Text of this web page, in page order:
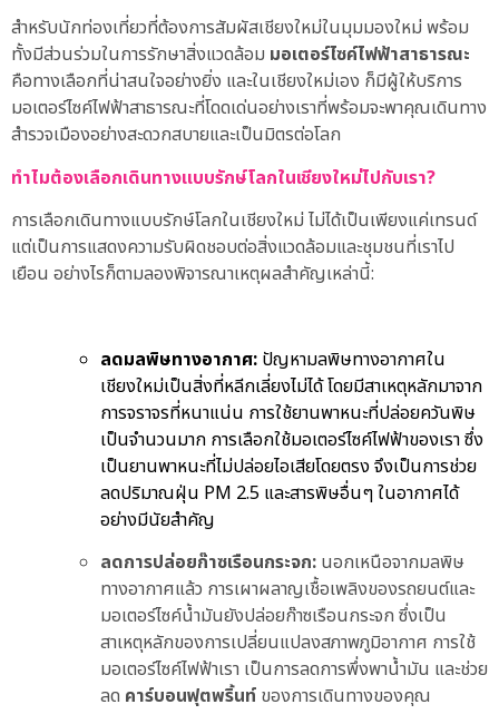
สำหรับนักท่องเที่ยวที่ต้องการสัมผัสเชียงใหม่ในมุมมองใหม่ พร้อม
ทั้งมีส่วนร่วมในการรักษาสิ่งแวดล้อม มอเตอร์ไซค์ไฟฟ้าสาธารณะ
คือทางเลือกที่น่าสนใจอย่างยิ่ง และในเชียงใหม่เอง ก็มีผู้ให้บริการ
มอเตอร์ไซค์ไฟฟ้าสาธารณะที่โดดเด่นอย่างเราที่พร้อมจะพาคุณเดินทาง
สำรวจเมืองอย่างสะดวกสบายและเป็นมิตรต่อโลก
ทำไมต้องเลือกเดินทางแบบรักษ์โลกในเชียงใหม่ไปกับเรา?
การเลือกเดินทางแบบรักษ์โลกในเชียงใหม่ ไม่ได้เป็นเพียงแค่เทรนด์
แต่เป็นการแสดงความรับผิดชอบต่อสิ่งแวดล้อมและชุมชนที่เราไป
เยือน อย่างไรก็ตามลองพิจารณาเหตุผลสำคัญเหล่านี้:
ลดมลพิษทางอากาศ: ปัญหามลพิษทางอากาศใน
เชียงใหม่เป็นสิ่งที่หลีกเลี่ยงไม่ได้ โดยมีสาเหตุหลักมาจาก
การจราจรที่หนาแน่น การใช้ยานพาหนะที่ปล่อยควันพิษ
เป็นจำนวนมาก การเลือกใช้มอเตอร์ไซค์ไฟฟ้าของเรา ซึ่ง
เป็นยานพาหนะที่ไม่ปล่อยไอเสียโดยตรง จึงเป็นการช่วย
ลดปริมาณฝุ่น PM 2.5 และสารพิษอื่นๆ ในอากาศได้
อย่างมีนัยสำคัญ
ลดการปล่อยก๊าซเรือนกระจก: นอกเหนือจากมลพิษ
ทางอากาศแล้ว การเผาผลาญเชื้อเพลิงของรถยนต์และ
มอเตอร์ไซค์น้ำมันยังปล่อยก๊าซเรือนกระจก ซึ่งเป็น
สาเหตุหลักของการเปลี่ยนแปลงสภาพภูมิอากาศ การใช้
มอเตอร์ไซค์ไฟฟ้าเรา เป็นการลดการพึ่งพาน้ำมัน และช่วย
ลด คาร์บอนฟุตพริ้นท์ ของการเดินทางของคุณ